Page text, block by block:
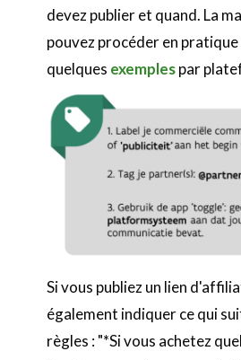
devez publier et quand. La
pouvez procéder en
quelques exemplespar
Si vous publiez un lien
également indiquer ce qui
règles : "*Si vous achetez